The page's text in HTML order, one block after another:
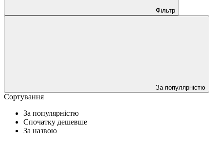
Фільтр
За популярністю
Сортування
За популярністю
Спочатку дешевше
За назвою